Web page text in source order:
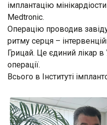
імплантацію
Medtronic.
Операцію проводив
ритму серця –
Грицай. Це єдиний лікар в
операції.
Всього в Інституті